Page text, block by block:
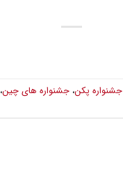
جشنواره پکن، جشنواره های چین،